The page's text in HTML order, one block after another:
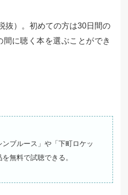
抜）。初めての方は30日間の
に聴く本を選ぶことができ
ンブルース」や「下町ロケッ
無料で試聴できる。